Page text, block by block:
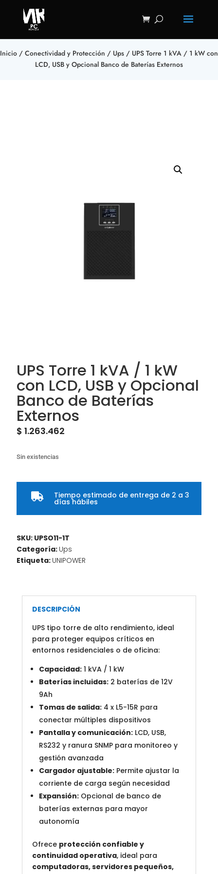
Inicio / Conectividad y Protección / Ups / UPS Torre 1 kVA / 1 kW con
LCD, USB y Opcional Banco de Baterías Externos
UPS Torre 1 kVA / 1 kW
con LCD, USB y Opcional
Banco de Baterías
Externos
$ 1.263.462
Sin existencias
 Tiempo estimado de entrega de 2 a 3
días hábiles
SKU: UPSO11-1T
Categoría: Ups
Etiqueta: UNIPOWER
DESCRIPCIÓN
UPS tipo torre de alto rendimiento, ideal
para proteger equipos críticos en
entornos residenciales o de oficina:
Capacidad:1 kVA / 1 kW
Baterías incluidas:2 baterías de 12V
9Ah
Tomas de salida:4 x L5-15R para
conectar múltiples dispositivos
Pantalla y comunicación:LCD, USB,
RS232 y ranura SNMP para monitoreo y
gestión avanzada
Cargador ajustable:Permite ajustar la
corriente de carga según necesidad
Expansión:Opcional de banco de
baterías externas para mayor
autonomía
Ofrece protección confiable y
continuidad operativa, ideal para
computadoras, servidores pequeños,